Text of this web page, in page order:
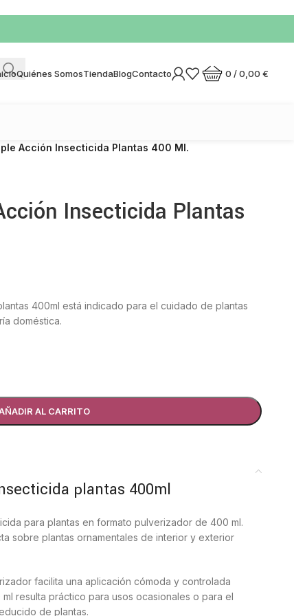
Quiénes SomosTiendaBlogContacto 0 /0,00 €
Acción Insecticida Plantas 400 Ml.
Insecticida Plantas
400ml está indicado para el cuidado de plantas
doméstica.
AL CARRITO
plantas 400ml
para plantas en formato pulverizador de 400 ml.
sobre plantas ornamentales de interior y exterior
facilita una aplicación cómoda y controlada
resulta práctico para usos ocasionales o para el
de plantas.